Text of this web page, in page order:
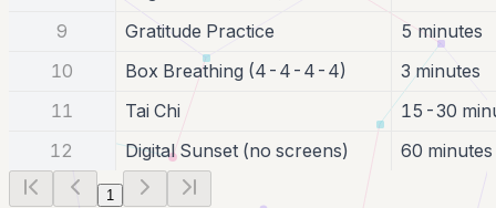
9
Gratitude Practice
5 minutes
10
Box Breathing (4-4-4-4)
3 minutes
11
Tai Chi
15-30
12
Digital Sunset (no screens) 60
1